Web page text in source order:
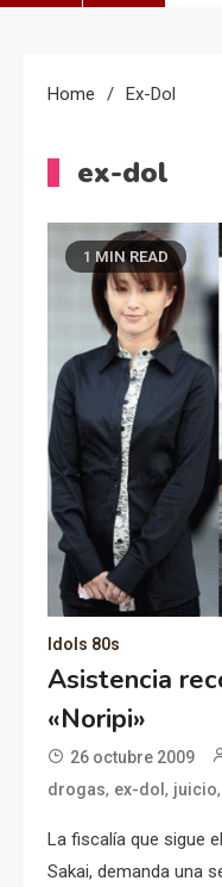
Home Ex-Dol
ex-dol
1 MIN READ
Idols 80s
Asistencia
«Noripi»
26 octubre 2009
drogas, ex-dol, juicio,
La fiscalía que sigue
Sakai, demanda una